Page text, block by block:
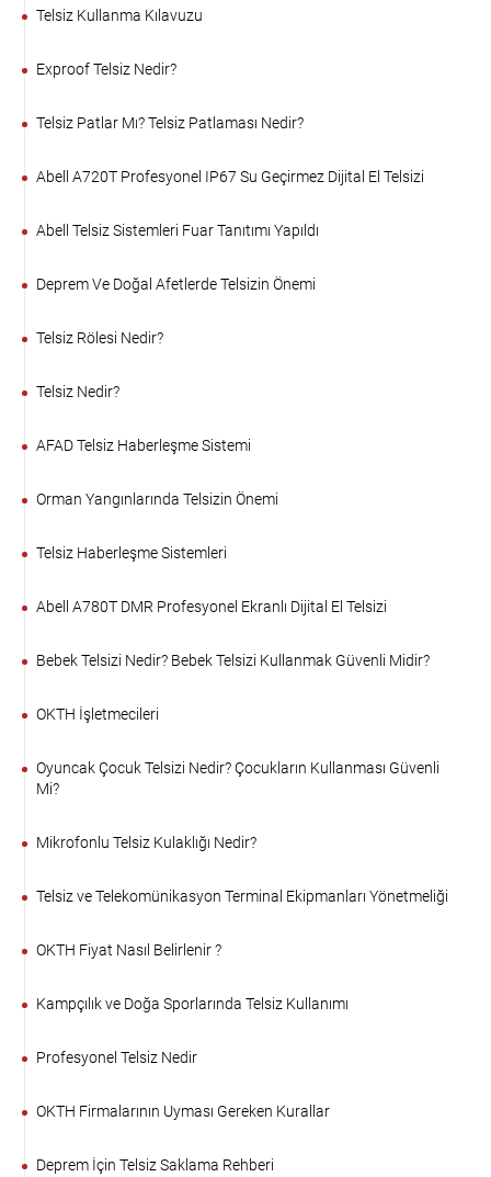
Telsiz Kullanma Kılavuzu
Exproof Telsiz Nedir?
Telsiz Patlar Mı? Telsiz Patlaması Nedir?
Abell A720T Profesyonel IP67 Su Geçirmez Dijital El Telsizi
Abell Telsiz Sistemleri Fuar Tanıtımı Yapıldı
Deprem Ve Doğal Afetlerde Telsizin Önemi
Telsiz Rölesi Nedir?
Telsiz Nedir?
AFAD Telsiz Haberleşme Sistemi
Orman Yangınlarında Telsizin Önemi
Telsiz Haberleşme Sistemleri
Abell A780T DMR Profesyonel Ekranlı Dijital El Telsizi
Bebek Telsizi Nedir? Bebek Telsizi Kullanmak Güvenli Midir?
OKTH İşletmecileri
Oyuncak Çocuk Telsizi Nedir? Çocukların Kullanması Güvenli
Mi?
Mikrofonlu Telsiz Kulaklığı Nedir?
Telsiz ve Telekomünikasyon Terminal Ekipmanları Yönetmeliği
OKTH Fiyat Nasıl Belirlenir ?
Kampçılık ve Doğa Sporlarında Telsiz Kullanımı
Profesyonel Telsiz Nedir
OKTH Firmalarının Uyması Gereken Kurallar
Deprem İçin Telsiz Saklama Rehberi